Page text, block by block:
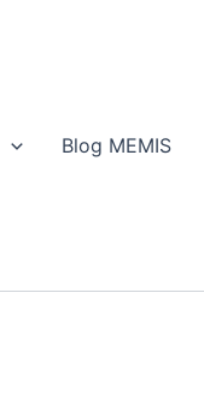
Blog MEMIS